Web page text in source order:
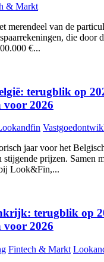
& Markt
merendeel van de
die door
€...
terugblik op
voor 2026
jaar voor het
stijgende prijzen. Samen
Look&Fin,...
terugblik op
voor 2026
Fintech & Markt